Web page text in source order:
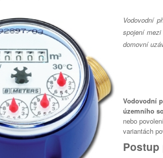
Vodovodní
spojení
domovní
Vodovodní
územního
nebo
variantách